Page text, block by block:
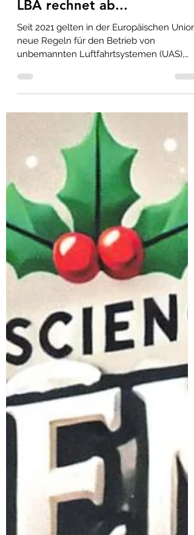
klausgablenz
9. Aug. 2025
1 Min. Lesezeit
LBA rechnet ab...
Seit 2021 gelten in der Europäischen Union
neue Regeln für den Betrieb von
besser bekannt als...